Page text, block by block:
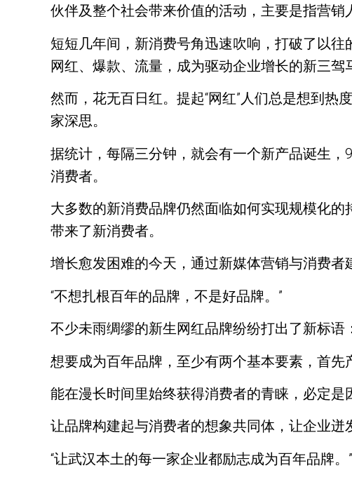
伙伴及整个社会带来价值的活动，主要是指营销
短短几年间，新消费号角迅速吹响，打破了以往
网红、爆款、流量，成为驱动企业增长的新三驾
然而，花无百日红。提起“网红”人们总是想到热
家深思。
据统计，每隔三分钟，就会有一个新产品诞生
消费者。
大多数的新消费品牌仍然面临如何实现规模化
带来了新消费者。
增长愈发困难的今天，通过新媒体营销与消费者
“不想扎根百年的品牌，不是好品牌。”
不少未雨绸缪的新生网红品牌纷纷打出了新标语
想要成为百年品牌，至少有两个基本要素，首先
能在漫长时间里始终获得消费者的青睐，必定是
让品牌构建起与消费者的想象共同体，让企业迸
“让武汉本土的每一家企业都励志成为百年品牌。”